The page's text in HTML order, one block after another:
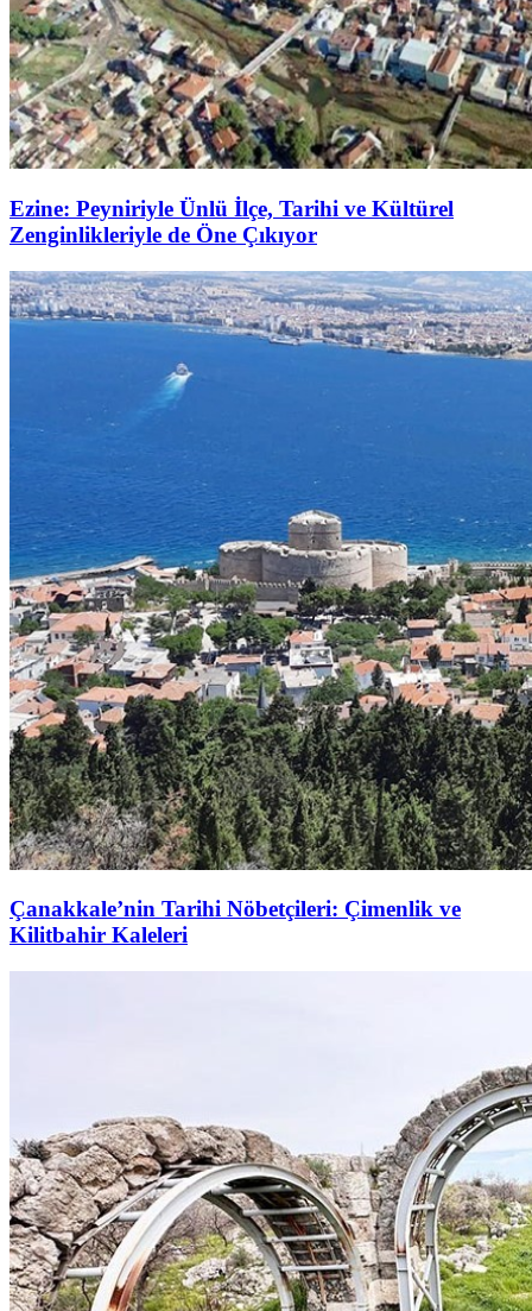
Ezine: Peyniriyle Ünlü İlçe, Tarihi ve Kültürel
Zenginlikleriyle de Öne Çıkıyor
Çanakkale’nin Tarihi Nöbetçileri: Çimenlik ve
Kilitbahir Kaleleri